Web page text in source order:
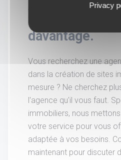
Vous souhaitez
davantage.
Vous recherchez une
dans la création de sites
mesure ? Ne cherchez
l'agence qu'il vous faut.
immobiliers, nous
votre service pour vous
adaptée à vos besoins.
maintenant pour discuter
Privacy